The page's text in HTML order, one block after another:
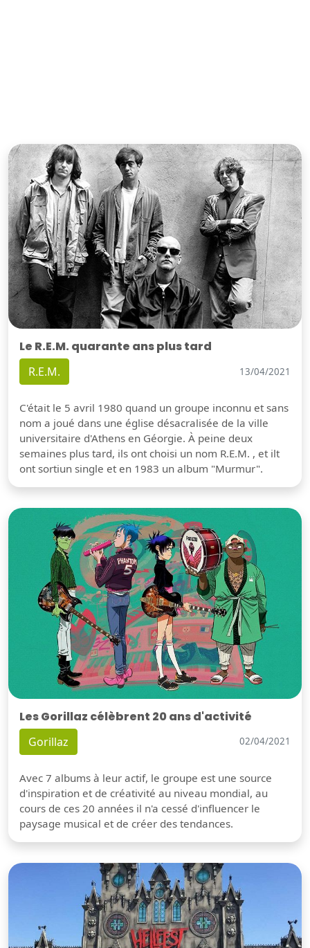
Le R.E.M. quarante ans plus tard
R.E.M. 13/04/2021
C'était le 5 avril 1980 quand un groupe inconnu et sans
nom a joué dans une église désacralisée de la ville
universitaire d'Athens en Géorgie. À peine deux
semaines plus tard, ils ont choisi un nom R.E.M. , et ilt
ont sortiun single et en 1983 un album "Murmur".
Les Gorillaz célèbrent 20 ans d'activité
Gorillaz 02/04/2021
Avec 7 albums à leur actif, le groupe est une source
d'inspiration et de créativité au niveau mondial, au
cours de ces 20 années il n'a cessé d'influencer le
paysage musical et de créer des tendances.